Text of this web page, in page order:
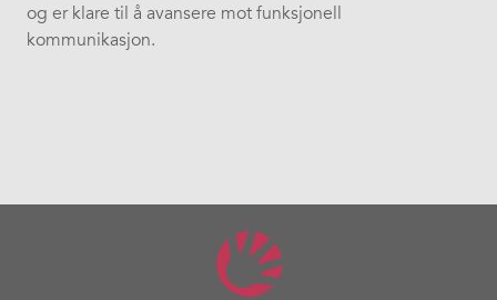
og er klare til å avansere mot funksjonell
kommunikasjon.